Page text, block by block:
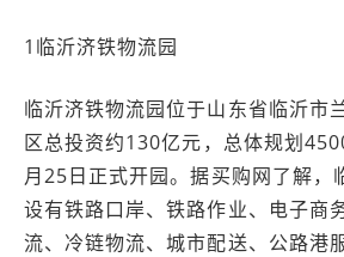
1临沂济铁物流园
临沂济铁物流园位于山东省临沂市
区总投资约130亿元，总体规划
月25日正式开园。据买购网了解，
设有铁路口岸、铁路作业、电子商
流、冷链物流、城市配送、公路港